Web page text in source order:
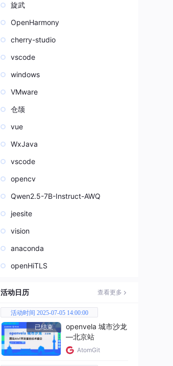
旋武
OpenHarmony
cherry-studio
vscode
windows
VMware
仓颉
vue
WxJava
vscode
opencv
Qwen2.5-7B-Instruct-AWQ
jeesite
vision
anaconda
openHiTLS
活动日历 查看更多
活动时间 2025-07-05 14:00:00
已结束
openvela 城市沙龙
—北京站
AtomGit